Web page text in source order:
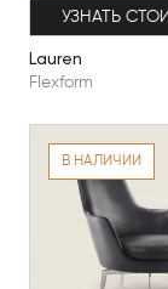
УЗНАТЬ
Lauren
Flexform
В НАЛИЧИИ